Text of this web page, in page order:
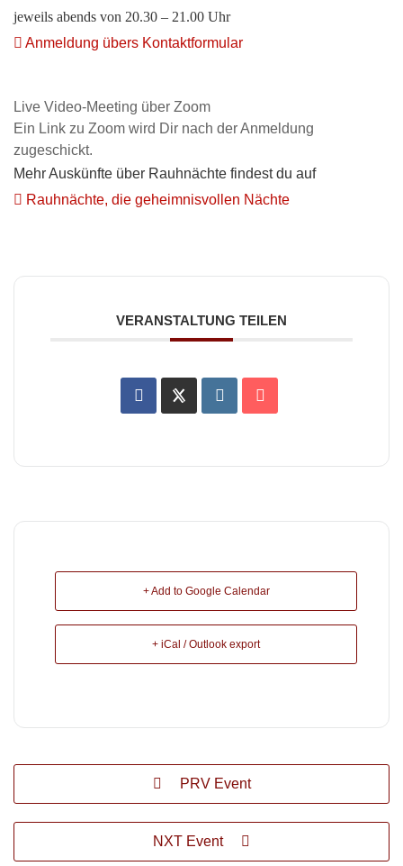
jeweils abends von 20.30 – 21.00 Uhr
Anmeldung übers Kontaktformular
Live Video-Meeting über Zoom
Ein Link zu Zoom wird Dir nach der Anmeldung
zugeschickt.
Mehr Auskünfte über Rauhnächte findest du auf
Rauhnächte, die geheimnisvollen Nächte
VERANSTALTUNG TEILEN
+ Add to Google Calendar
+ iCal / Outlook export
PRV Event
NXT Event